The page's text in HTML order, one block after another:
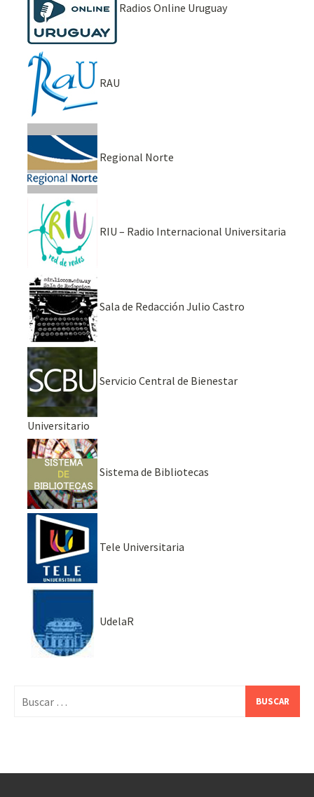
Radios Online Uruguay
RAU
Regional Norte
RIU – Radio Internacional Universitaria
Sala de Redacción Julio Castro
Servicio Central de Bienestar
Universitario
Sistema de Bibliotecas
Tele Universitaria
UdelaR